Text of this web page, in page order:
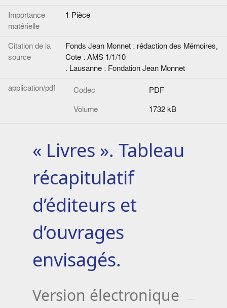
Importance
matérielle
1 Pièce
Citation de la
source
Fonds Jean Monnet : rédaction des Mémoires,
Cote : AMS 1/1/10
. Lausanne : Fondation Jean Monnet
application/pdf
Codec
PDF
Volume
1732 kB
« Livres ». Tableau
récapitulatif
d’éditeurs et
d’ouvrages
envisagés.
Version électronique